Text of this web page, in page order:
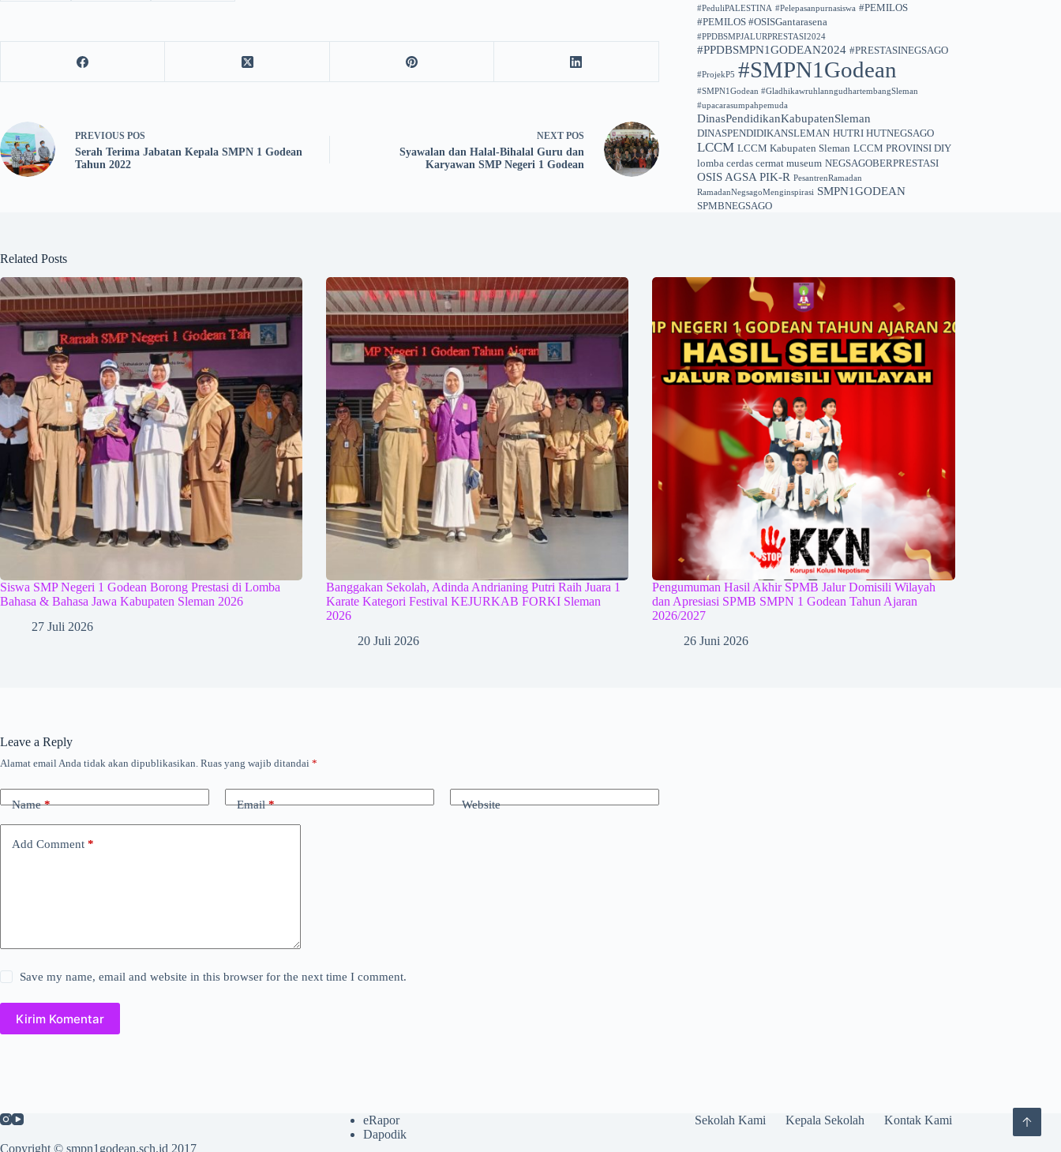
PREVIOUS POS
Serah Terima Jabatan Kepala SMPN 1 Godean
Tahun 2022
NEXT POS
Syawalan dan Halal-Bihalal Guru dan
Karyawan SMP Negeri 1 Godean
#PeduliPALESTINA #Pelepasanpurnasiswa #PEMILOS
#PEMILOS #OSISGantarasena
#PPDBSMPJALURPRESTASI2024
#PPDBSMPN1GODEAN2024 #PRESTASINEGSAGO
#ProjekP5 #SMPN1Godean
#SMPN1Godean #GladhikawruhlanngudhartembangSleman
#upacarasumpahpemuda
DinasPendidikanKabupatenSleman
DINASPENDIDIKANSLEMAN HUTRI HUTNEGSAGO
LCCM LCCM Kabupaten Sleman LCCM PROVINSI DIY
lomba cerdas cermat museum NEGSAGOBERPRESTASI
OSIS AGSA PIK-R PesantrenRamadan
RamadanNegsagoMenginspirasi SMPN1GODEAN
SPMBNEGSAGO
Related Posts
Siswa SMP Negeri 1 Godean Borong Prestasi di Lomba
Bahasa & Bahasa Jawa Kabupaten Sleman 2026
27 Juli 2026
Banggakan Sekolah, Adinda Andrianing Putri Raih Juara 1
Karate Kategori Festival KEJURKAB FORKI Sleman
2026
20 Juli 2026
Pengumuman Hasil Akhir SPMB Jalur Domisili Wilayah
dan Apresiasi SPMB SMPN 1 Godean Tahun Ajaran
2026/2027
26 Juni 2026
Leave a Reply
Alamat email Anda tidak akan dipublikasikan. Ruas yang wajib ditandai *
Name* Email* Website
Add Comment *
Save my name, email and website in this browser for the next time I comment.
Kirim Komentar
eRapor
Dapodik
Sekolah Kami Kepala Sekolah Kontak Kami
Copyright © smpn1godean.sch.id 2017